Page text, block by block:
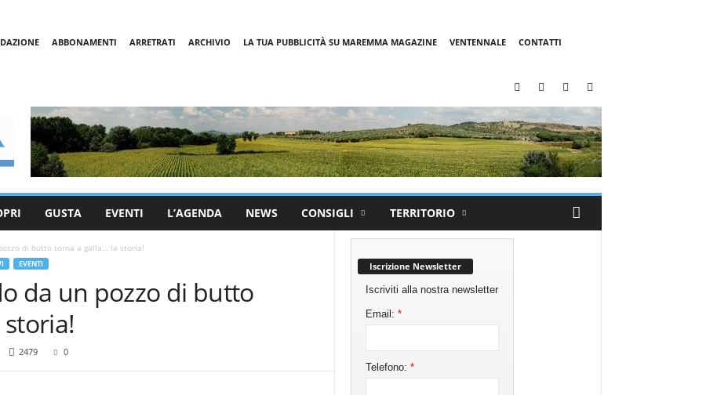
ABBONAMENTI ARRETRATI ARCHIVIO LA TUA PUBBLICITÀ SU MAREMMA MAGAZINE VENTENNALE
CONTATTI
GUSTA EVENTI L’AGENDA NEWS CONSIGLI TERRITORIO
di butto torna a galla… la storia!
EVENTI
da un pozzo di butto
2479 0
Iscrizione Newsletter
Iscriviti alla nostra newsletter
Email: *
Telefono: *